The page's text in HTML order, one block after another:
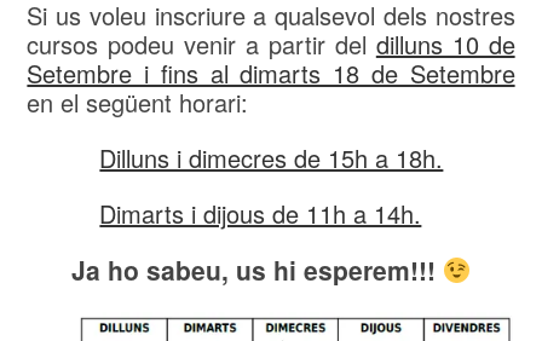
Si us voleu inscriure a qualsevol dels nostres
cursos podeu venir a partir del dilluns 10 de
Setembre i fins al dimarts 18 de Setembre
en el següent horari:
Dilluns i dimecres de 15h a 18h.
Dimarts i dijous de 11h a 14h.
Ja ho sabeu, us hi esperem!!!